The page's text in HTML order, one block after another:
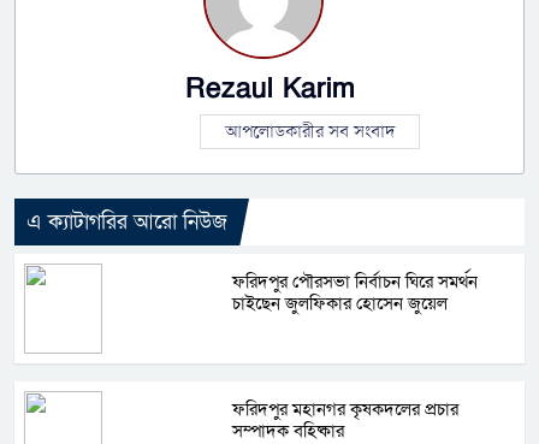
Rezaul Karim
আপলোডকারীর সব সংবাদ
এ ক্যাটাগরির আরো নিউজ
ফরিদপুর পৌরসভা নির্বাচন ঘিরে সমর্থন
চাইছেন জুলফিকার হোসেন জুয়েল
ফরিদপুর মহানগর কৃষকদলের প্রচার
সম্পাদক বহিষ্কার